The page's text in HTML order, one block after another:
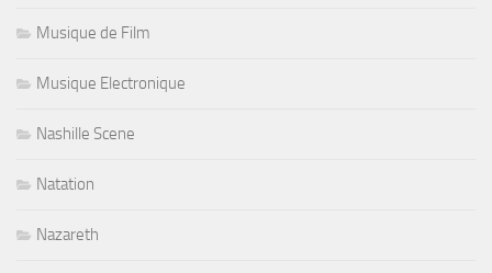
Musique de Film
Musique Electronique
Nashille Scene
Natation
Nazareth